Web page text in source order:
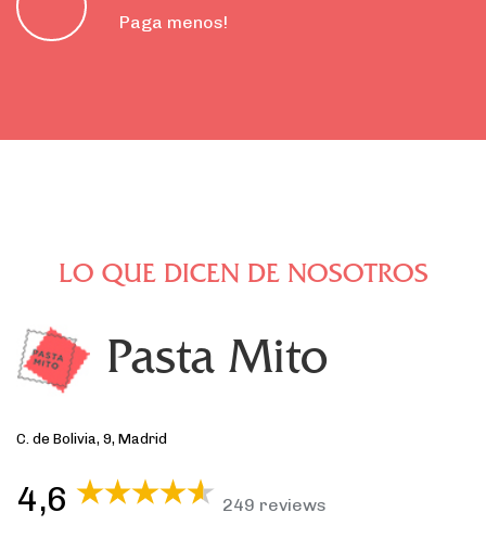
Paga menos!
LO QUE DICEN DE NOSOTROS
Pasta Mito
C. de Bolivia, 9, Madrid
4,6 249 reviews